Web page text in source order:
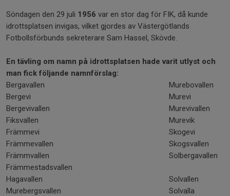
Söndagen den 29 juli 1956 var en stor dag för FIK, då kunde
idrottsplatsen invigas, vilket gjordes av Västergötlands
Fotbollsförbunds sekreterare Sam Hassel, Skövde.
En tävling om namn på idrottsplatsen hade varit utlyst och
man fick följande namnförslag:
Bergavallen
Bergevi
Bergevivallen
Fiksvallen
Främmevi
Främmevallen
Främmvallen
Främmestadsvallen
Hagavallen
Murebergsvallen
Murebovallen
Murevi
Murevivallen
Murevik
Skogevi
Skogsvallen
Solbergavallen
Solvallen
Solvalla